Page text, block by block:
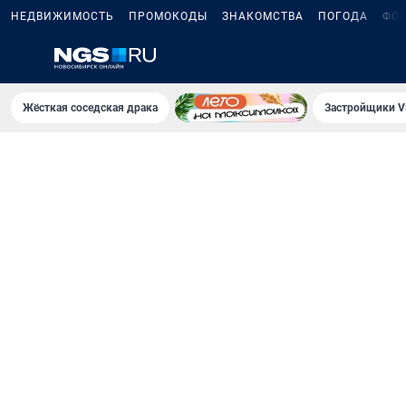
НЕДВИЖИМОСТЬ ПРОМОКОДЫ ЗНАКОМСТВА ПОГОДА
Жёсткая соседская драка Застройщики